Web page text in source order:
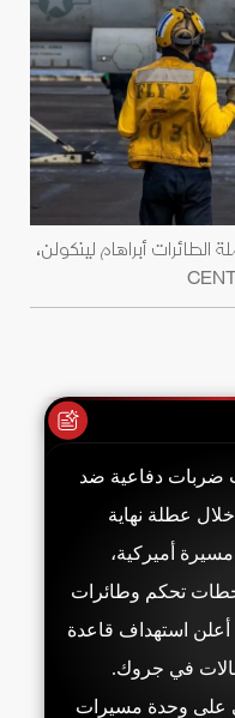
أبراهام لينكولن،
ضربات دفاعية ضد
عطلة نهاية
أميركية،
تحكم وطائرات
أعلن استهداف قاعدة
في جروك.
على وحدة مسيرات